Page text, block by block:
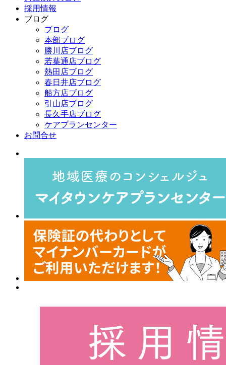
採用情報
ブログ
ブログ
本部ブログ
勝川店ブログ
若葉通店ブログ
熱田店ブログ
春日井店ブログ
船方店ブログ
引山店ブログ
長久手店ブログ
ケアプランセンター
お問合せ